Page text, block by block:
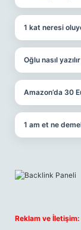
1 kat neresi
Oğlu nasıl
Amazon’da 30
1 am et ne
Reklam ve İletişim: